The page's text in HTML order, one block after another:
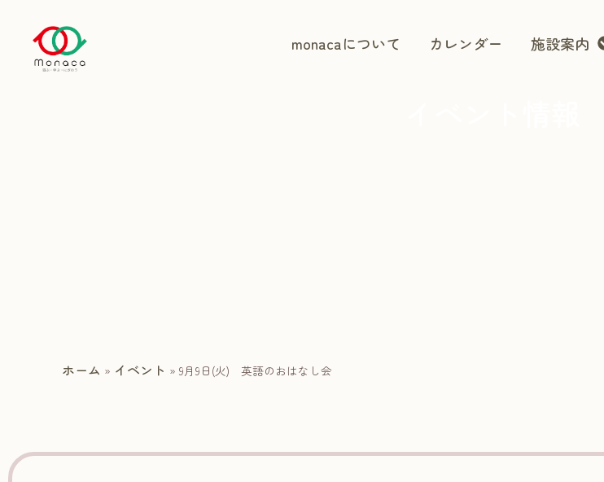
monacaについて カレンダー 施設案内
ホーム » イベント »9月9日(火) 英語のおはなし会